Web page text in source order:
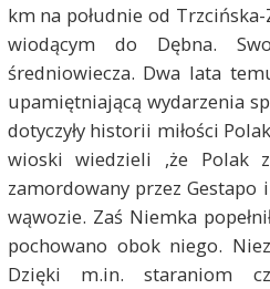
km na południe od
wiodącym do Dębna.
średniowiecza. Dwa lata
upamiętniającą wydarzenia
dotyczyły historii miłości
wioski wiedzieli ,że Polak
zamordowany przez
wąwozie. Zaś Niemka
pochowano obok niego.
Dzięki m.in. staraniom